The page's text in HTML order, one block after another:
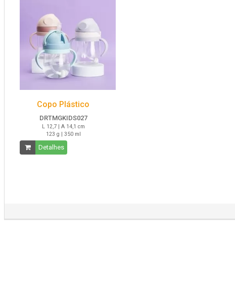
Copo Plástico
DRTMGKIDS027
L 12,7 | A 14,1 cm
123 g | 350 ml
Detalhes